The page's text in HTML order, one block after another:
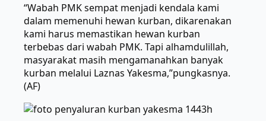
“Wabah PMK sempat menjadi kendala kami
dalam memenuhi hewan kurban, dikarenakan
kami harus memastikan hewan kurban
terbebas dari wabah PMK. Tapi alhamdulillah,
masyarakat masih mengamanahkan banyak
kurban melalui Laznas Yakesma,”pungkasnya.
(AF)